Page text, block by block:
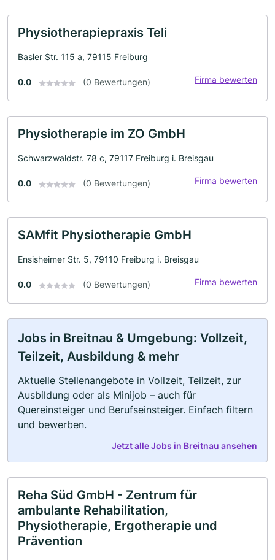
Physiotherapiepraxis Teli
Basler Str. 115 a, 79115 Freiburg
0.0 (0 Bewertungen) Firma bewerten
Physiotherapie im ZO GmbH
Schwarzwaldstr. 78 c, 79117 Freiburg i. Breisgau
0.0 (0 Bewertungen) Firma bewerten
SAMfit Physiotherapie GmbH
Ensisheimer Str. 5, 79110 Freiburg i. Breisgau
0.0 (0 Bewertungen) Firma bewerten
Jobs in Breitnau & Umgebung: Vollzeit,
Teilzeit, Ausbildung & mehr
Aktuelle Stellenangebote in Vollzeit, Teilzeit, zur
Ausbildung oder als Minijob – auch für
Quereinsteiger und Berufseinsteiger. Einfach filtern
und bewerben.
Jetzt alle Jobs in Breitnau ansehen
Reha Süd GmbH - Zentrum für
ambulante Rehabilitation,
Physiotherapie, Ergotherapie und
Prävention